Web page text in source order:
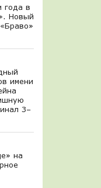
года в
Новый
имени
3–
на